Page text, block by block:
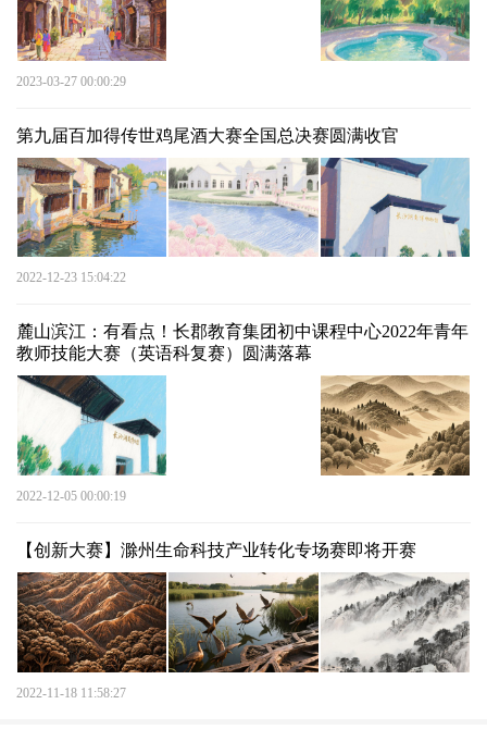
2023-03-27 00:00:29
第九届百加得传世鸡尾酒大赛全国总决赛圆满收官
2022-12-23 15:04:22
麓山滨江：有看点！长郡教育集团初中课程中心2022年青年
教师技能大赛（英语科复赛）圆满落幕
2022-12-05 00:00:19
【创新大赛】滁州生命科技产业转化专场赛即将开赛
2022-11-18 11:58:27